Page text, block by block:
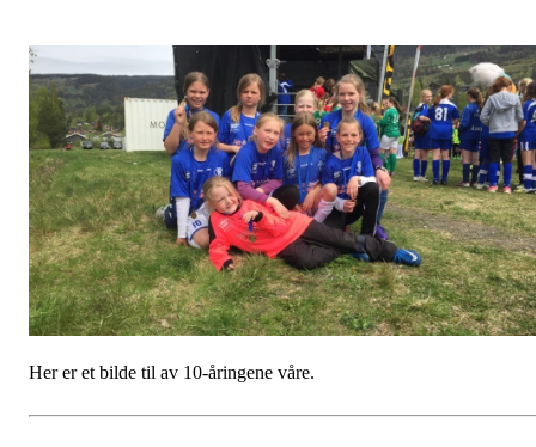
Her er et bilde til av 10-åringene våre.